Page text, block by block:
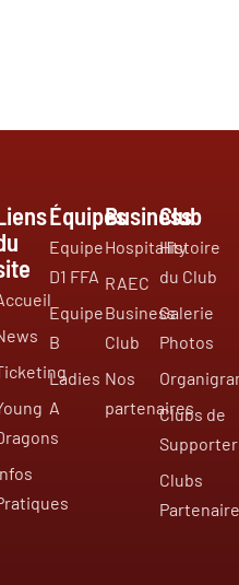
Équipes
Equipe
D1 FFA
Equipe
B
Ladies
A
Business
Hospitality
RAEC
Business
Club
Nos
partenaires
Club
Histoire
du Club
Galerie
Photos
Clubs de
Clubs